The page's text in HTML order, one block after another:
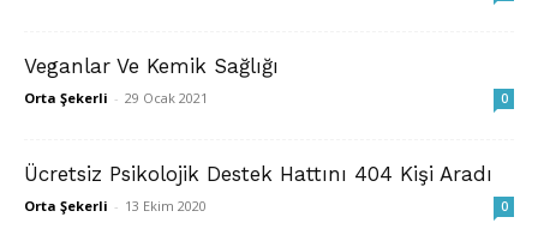
Veganlar Ve Kemik Sağlığı
Orta Şekerli - 29 Ocak 2021 0
Ücretsiz Psikolojik Destek Hattını 404 Kişi Aradı
Orta Şekerli - 13 Ekim 2020 0